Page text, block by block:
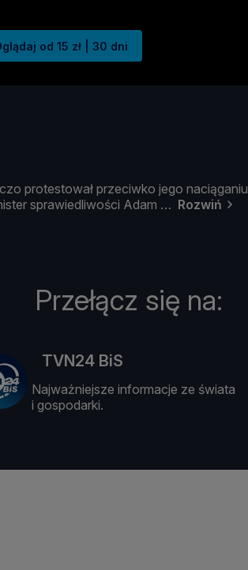
od 15 zł | 30 dni
protestował przeciwko jego naciąganiu
sprawiedliwości Adam Rozwiń
Przełącz się na:
TVN24 BiS
Najważniejsze informacje ze świata
i gospodarki.